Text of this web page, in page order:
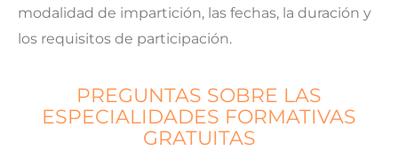
modalidad de impartición, las fechas, la duración y
los requisitos de participación.
PREGUNTAS SOBRE LAS
ESPECIALIDADES FORMATIVAS
GRATUITAS